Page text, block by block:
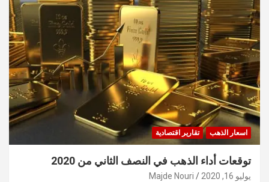
اسعار الذهب تقارير اقتصادية
توقعات أداء الذهب في النصف الثاني من 2020
يوليو 16, 2020 Majde Nouri